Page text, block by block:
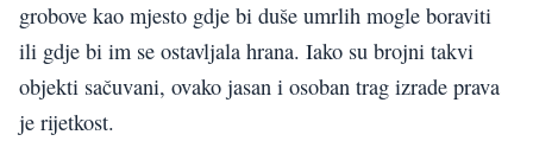
grobove kao mjesto gdje bi duše umrlih mogle boraviti
ili gdje bi im se ostavljala hrana. Iako su brojni takvi
objekti sačuvani, ovako jasan i osoban trag izrade prava
je rijetkost.